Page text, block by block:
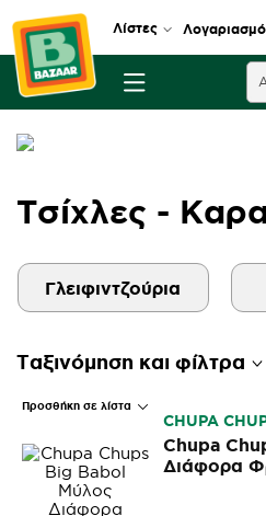
Λίστες
Τσίχλες -
Γλειφιντζούρια
Ταξινόμηση και φίλτρα
Προσθήκη σε λίστα
CHUPA
Chupa
Διάφορα